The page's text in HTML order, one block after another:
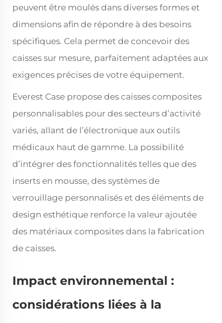
peuvent être moulés dans diverses formes et
dimensions afin de répondre à des besoins
spécifiques. Cela permet de concevoir des
caisses sur mesure, parfaitement adaptées aux
exigences précises de votre équipement.
Everest Case propose des caisses composites
personnalisables pour des secteurs d’activité
variés, allant de l’électronique aux outils
médicaux haut de gamme. La possibilité
d’intégrer des fonctionnalités telles que des
inserts en mousse, des systèmes de
verrouillage personnalisés et des éléments de
design esthétique renforce la valeur ajoutée
des matériaux composites dans la fabrication
de caisses.
Impact environnemental :
considérations liées à la